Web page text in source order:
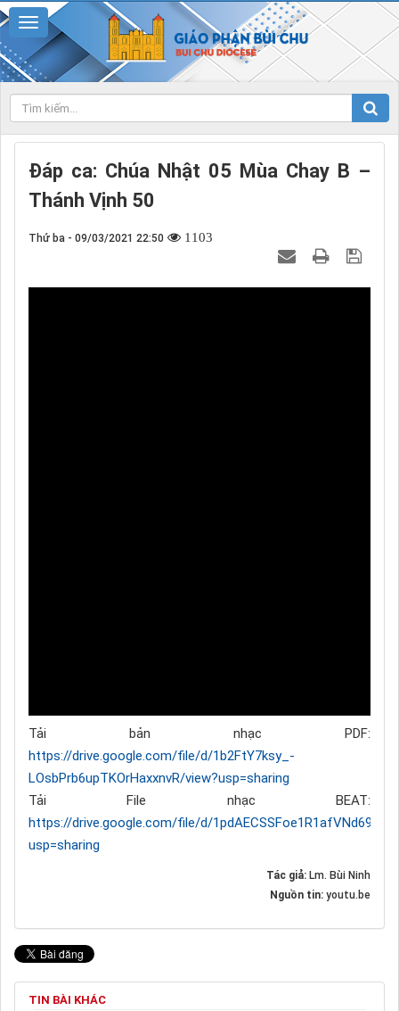
Đáp ca: Chúa Nhật 05 Mùa Chay B –
Thánh Vịnh 50
Thứ ba - 09/03/2021 22:50 1103
Tải bản nhạc PDF:
https://drive.google.com/file/d/1b2FtY7ksy_-
LOsbPrb6upTKOrHaxxnvR/view?usp=sharing
Tải File nhạc BEAT:
https://drive.google.com/file/d/
usp=sharing
Tác giả: Lm. Bùi Ninh
Nguồn tin: youtu.be
TIN BÀI KHÁC